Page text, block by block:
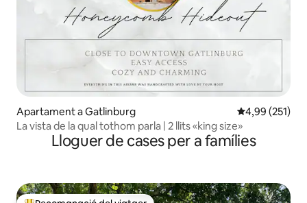
Apartament a Gatlinburg 4,99 de
4,99 (251)
La vista de la qual tothom parla | 2 llits «king size»
Lloguer de cases per a famílies